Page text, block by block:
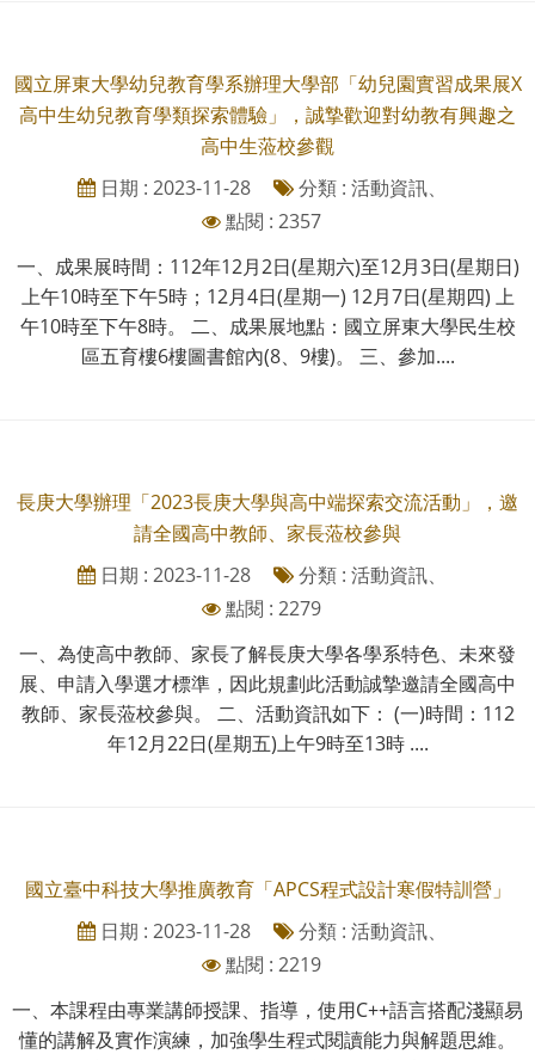
國立屏東大學幼兒教育學系辦理大學部「幼兒園實習成果展X
高中生幼兒教育學類探索體驗」，誠摯歡迎對幼教有興趣之
高中生蒞校參觀
日期 : 2023-11-28
分類 : 活動資訊、
點閱 : 2357
一、成果展時間：112年12月2日(星期六)至12月3日(星期日)
上午10時至下午5時；12月4日(星期一) 12月7日(星期四) 上
午10時至下午8時。 二、成果展地點：國立屏東大學民生校
區五育樓6樓圖書館內(8、9樓)。 三、參加....
長庚大學辦理「2023長庚大學與高中端探索交流活動」，邀
請全國高中教師、家長蒞校參與
日期 : 2023-11-28
分類 : 活動資訊、
點閱 : 2279
一、為使高中教師、家長了解長庚大學各學系特色、未來發
展、申請入學選才標準，因此規劃此活動誠摯邀請全國高中
教師、家長蒞校參與。 二、活動資訊如下： (一)時間：112
年12月22日(星期五)上午9時至13時 ....
國立臺中科技大學推廣教育「APCS程式設計寒假特訓營」
日期 : 2023-11-28
分類 : 活動資訊、
點閱 : 2219
一、本課程由專業講師授課、指導，使用C++語言搭配淺顯易
懂的講解及實作演練，加強學生程式閱讀能力與解題思維。